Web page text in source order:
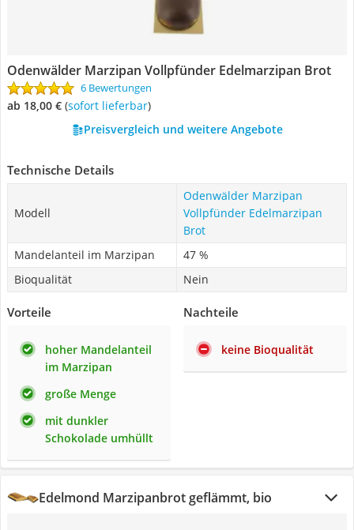
Odenwälder Marzipan Vollpfünder Edelmarzipan Brot
6 Bewertungen
ab 18,00 € ( Sofort lieferbar)
Preisvergleich und weitere Angebote
Technische Details
Modell
Odenwälder Marzipan
Vollpfünder Edelmarzipan
Brot
Mandelanteil im Marzipan
47 %
Bioqualität
Nein
Vorteile
hoher Mandelanteil
im Marzipan
große Menge
mit dunkler
Schokolade umhüllt
Nachteile
keine Bioqualität
Edelmond Marzipanbrot geflämmt, bio